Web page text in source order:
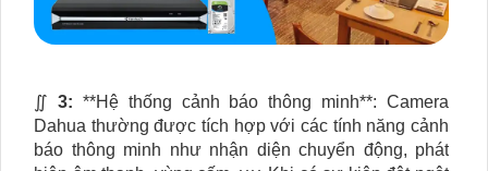
∬ 3: **Hệ thống cảnh báo thông minh**: Camera
Dahua thường được tích hợp với các tính năng cảnh
báo thông minh như nhận diện chuyển động, phát